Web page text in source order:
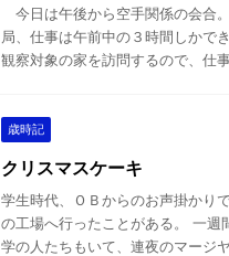
今日は午後から空手関係の会
局、仕事は午前中の３時間しか
観察対象の家を訪問するので、仕
歳時記
クリスマスケーキ
学生時代、ＯＢからのお声掛かり
の工場へ行ったことがある。 一
学の人たちもいて、連夜のマージ